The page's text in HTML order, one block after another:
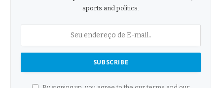
sports and politics.